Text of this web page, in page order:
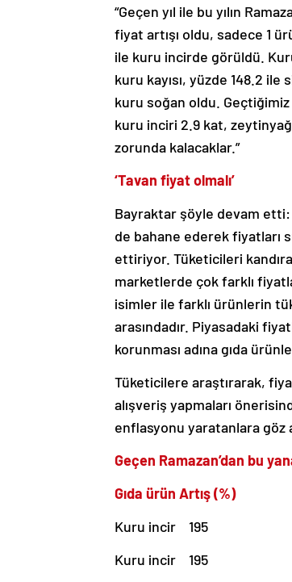
“Geçen yıl ile bu yılın
fiyat artışı oldu, sadece 1
ile kuru incirde görüldü.
kuru kayısı, yüzde 148.2
kuru soğan oldu.
kuru inciri 2.9 kat,
zorunda kalacaklar.”
‘Tavan fiyat olmalı’
Bayraktar şöyle devam etti:
de bahane ederek fiyatları
ettiriyor. Tüketicileri
marketlerde çok farklı
isimler ile farklı ürünlerin
arasındadır. Piyasadaki
korunması adına gıda
Tüketicilere araştırarak,
alışveriş yapmaları
enflasyonu yaratanlara göz
Geçen Ramazan’dan bu
Gıda ürün Artış (%)
Kuru incir 195
Kuru incir 195